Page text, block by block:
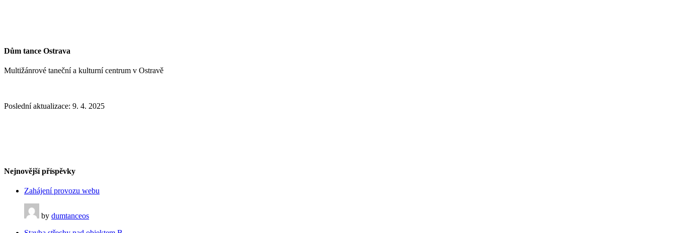
Dům tance Ostrava
Multižánrové taneční a kulturní centrum v Ostravě
Poslední aktualizace: 9. 4. 2025
Nejnovější příspěvky
Zahájení provozu webu
by dumtanceos